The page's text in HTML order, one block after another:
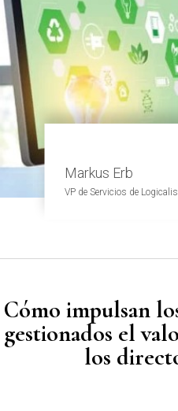
Markus Erb
VP de Servicios de
Cómo impulsan
gestionados el
los